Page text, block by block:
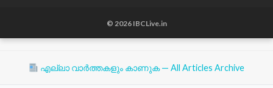
© 2026 IBCLive.in
എല്ലാ വാർത്തകളും കാണുക — All Articles Archive